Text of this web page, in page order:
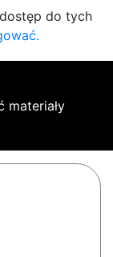
do tych
materiały